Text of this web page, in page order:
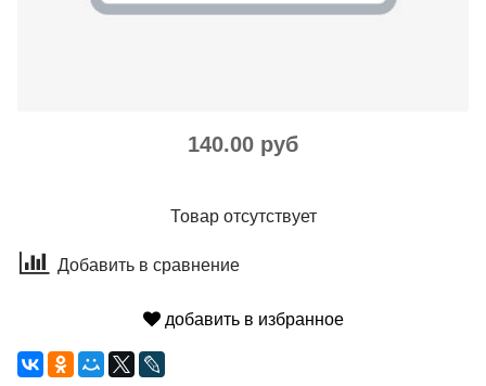
140.00 руб
Товар отсутствует
Добавить в сравнение
добавить в избранное